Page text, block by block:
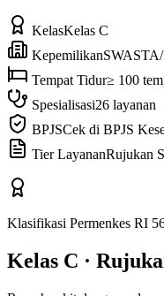
KelasKelas C
Kepemilikan
Tempat Tidur≥ 100
Spesialisasi26 layanan
BPJSCek di BPJS
Tier LayananRujukan
Klasifikasi Permenkes RI
Kelas C ·